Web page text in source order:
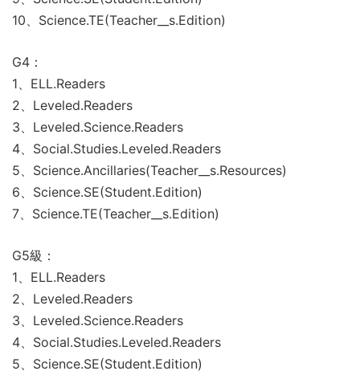
10、Science.TE(Teacher__s.Edition)
G4：
1、ELL.Readers
2、Leveled.Readers
3、Leveled.Science.Readers
4、Social.Studies.Leveled.Readers
5、Science.Ancillaries(Teacher__s.Resources)
6、Science.SE(Student.Edition)
7、Science.TE(Teacher__s.Edition)
G5級：
1、ELL.Readers
2、Leveled.Readers
3、Leveled.Science.Readers
4、Social.Studies.Leveled.Readers
5、Science.SE(Student.Edition)